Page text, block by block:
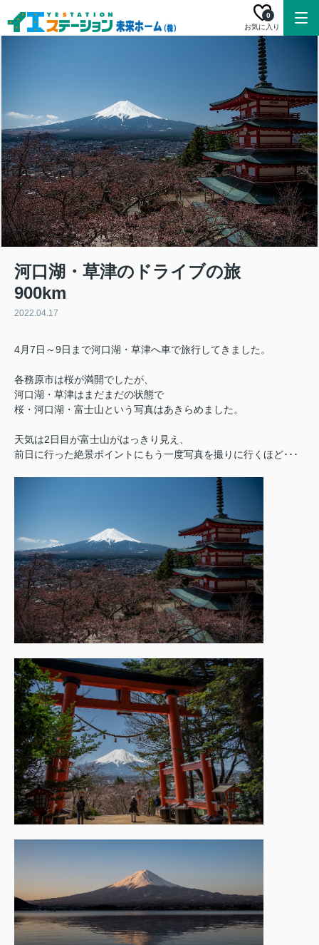
お気に入り
0
河口湖・草津のドライブの旅
900km
2022.04.17
4月7日～9日まで河口湖・草津へ車で旅行してきました。
各務原市は桜が満開でしたが、
河口湖・草津はまだまだの状態で
桜・河口湖・富士山という写真はあきらめました。
天気は2日目が富士山がはっきり見え、
前日に行った絶景ポイントにもう一度写真を撮りに行くほど･･･